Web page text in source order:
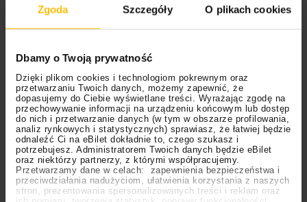
Zgoda Szczegóły O plikach cookies
Dbamy o Twoją prywatność
Dzięki plikom cookies i technologiom pokrewnym oraz
przetwarzaniu Twoich danych, możemy zapewnić, że
dopasujemy do Ciebie wyświetlane treści. Wyrażając zgodę na
przechowywanie informacji na urządzeniu końcowym lub dostęp
do nich i przetwarzanie danych (w tym w obszarze profilowania,
analiz rynkowych i statystycznych) sprawiasz, że łatwiej będzie
odnaleźć Ci na eBilet dokładnie to, czego szukasz i
potrzebujesz. Administratorem Twoich danych będzie eBilet
oraz niektórzy partnerzy, z którymi współpracujemy.
Przetwarzamy dane w celach: zapewnienia bezpieczeństwa i
przeciwdziałania nadużyciom, ułatwienia korzystania z naszych
stron, prezentowania spersonalizowanych treści i reklam oraz
fanów albumem
“Farewells”.
po świecie muzyki dawnej w kameralnej, intymnej
odsłonie. Tytuł “If music…” nawiązuje do słynnych słów
z komedii Szekspira: “If music be the food of love,
play on” – co doskonale oddaje emocjonalny
charakter nadchodzącego wydawnictwa.
Pierwszym utworem promującym wydawnictwo jest
słynna ariaHaendla “Ombra mai fu”z opery“Xerxes”